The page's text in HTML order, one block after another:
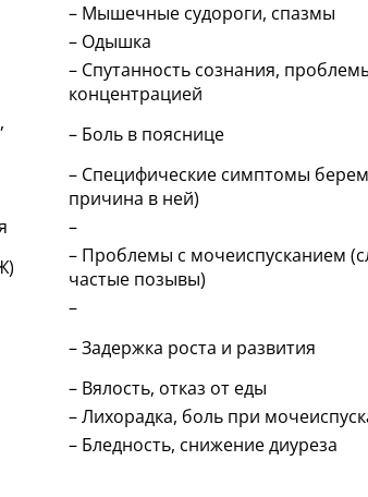
– Мышечные судороги, спазмы
– Одышка
– Спутанность сознания,
концентрацией
– Боль в пояснице
– Специфические симптомы
причина в ней)
–
– Проблемы с мочеиспусканием
частые позывы)
–
– Задержка роста и развития
– Вялость, отказ от еды
– Лихорадка, боль при
– Бледность, снижение диуреза